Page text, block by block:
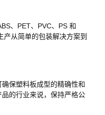
、PET、PVC、PS 和
产从简单的包装解决方案到
保塑料板成型的精确性和
的行业来说，保持严格公